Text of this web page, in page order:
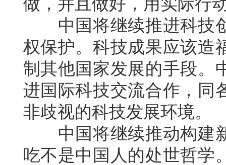
中国将继续推进科技创
权保护。科技成果应该造
制其他国家发展的手段。
进国际科技交流合作，同
非歧视的科技发展环境。
中国将继续推动构建新
吃不是中国人的处世哲学